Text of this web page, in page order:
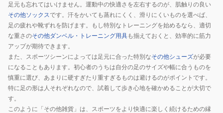
足元も忘れてはいけません。運動中の快適さを左右するのが、肌触りの良い
その他ソックスです。汗をかいても蒸れにくく、滑りにくいものを選べば、
足の疲れや靴ずれを防げます。もし特別なトレーニングを始めるなら、適切
な重さのその他ダンベル・トレーニング用具も揃えておくと、効率的に筋力
アップが期待できます。
また、スポーツシーンによっては足元に合った特別なその他シューズが必要
になることもあります。初心者のうちは自分の足のサイズや幅に合うものを
慎重に選び、あまりに硬すぎたり重すぎるものは避けるのがポイントです。
特に足の形は人それぞれなので、試着して歩き心地を確かめることが大切で
す。
このように「その他雑貨」は、スポーツをより快適に楽しく続けるための縁